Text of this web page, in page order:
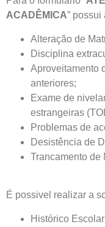
ACADÊMICA” possui
Alteração de
Disciplina
Aproveitamento
anteriores;
Exame de
estrangeiras
Problemas de
Desistência de
Trancamento de
É possivel realizar a
Histórico